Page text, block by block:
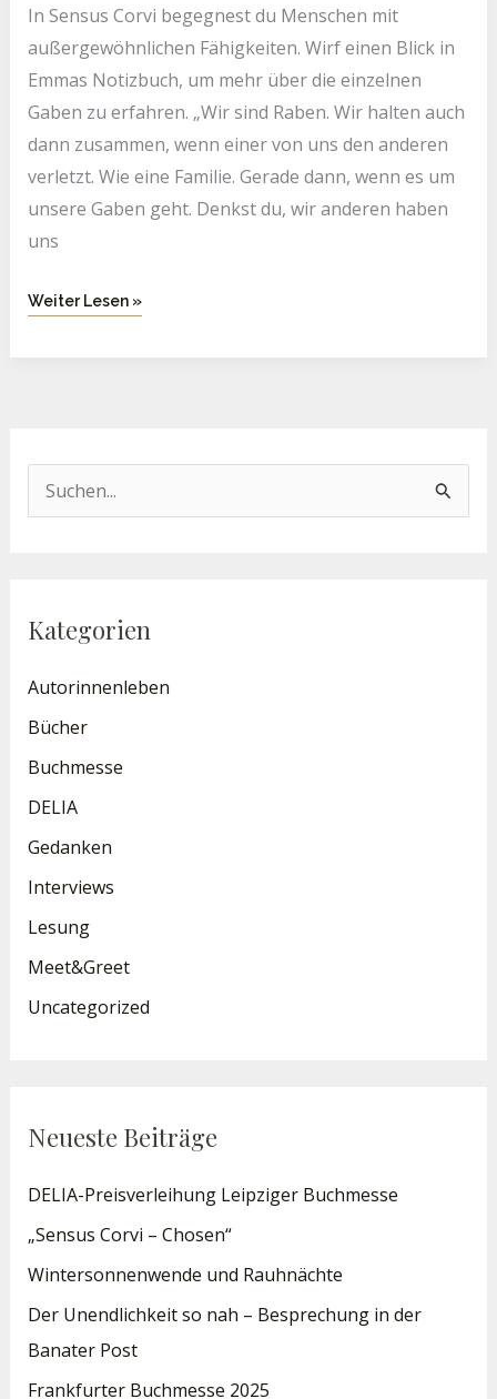
In Sensus Corvi begegnest du Menschen mit
außergewöhnlichen Fähigkeiten. Wirf einen Blick in
Emmas Notizbuch, um mehr über die einzelnen
Gaben zu erfahren. „Wir sind Raben. Wir halten auch
dann zusammen, wenn einer von uns den anderen
verletzt. Wie eine Familie. Gerade dann, wenn es um
unsere Gaben geht. Denkst du, wir anderen haben
uns
Weiter Lesen »
e
c
h
:
Kategorien
Autorinnenleben
Bücher
Buchmesse
DELIA
Gedanken
Interviews
Lesung
Meet&Greet
Uncategorized
Neueste Beiträge
DELIA-Preisverleihung Leipziger Buchmesse
„Sensus Corvi – Chosen“
Wintersonnenwende und Rauhnächte
Der Unendlichkeit so nah – Besprechung in der
Banater Post
Frankfurter Buchmesse 2025